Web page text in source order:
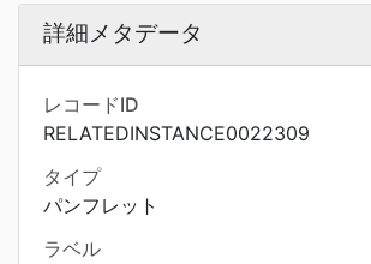
詳細メタデータ
レコードID
RELATEDINSTANCE0022309
タイプ
パンフレット
ラベル